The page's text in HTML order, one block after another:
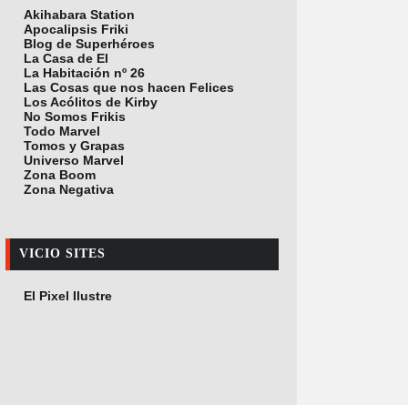
Akihabara Station
Apocalipsis Friki
Blog de Superhéroes
La Casa de El
La Habitación nº 26
Las Cosas que nos hacen Felices
Los Acólitos de Kirby
No Somos Frikis
Todo Marvel
Tomos y Grapas
Universo Marvel
Zona Boom
Zona Negativa
VICIO SITES
El Pixel Ilustre